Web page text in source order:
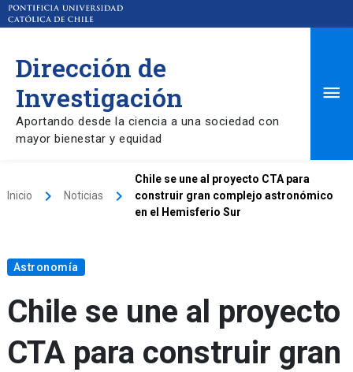
Dirección de
Investigación
Aportando desde la ciencia a una sociedad con
mayor bienestar y equidad
Inicio keyboard_arrow_right Noticias keyboard_arrow_right
Chile se une al proyecto CTA para
construir gran complejo astronómico
en el Hemisferio Sur
Astronomía
Chile se une al proyecto
CTA para construir gran